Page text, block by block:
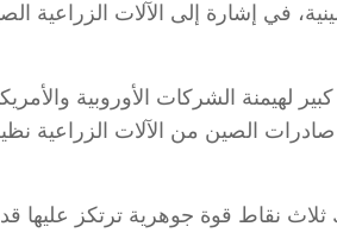
في إشارة إلى الآلات الزراعية
الشركات الأوروبية
نوعية. ومع حلول النصف الأول من عام 2025، تجاوزت صادرات
نقاط قوة جوهرية ترتكز عليها